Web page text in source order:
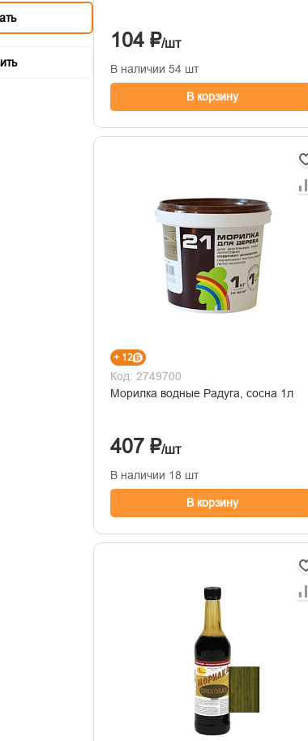
104 ₽/шт
В наличии 54 шт
В корзину
+ 12
Код: 2749700
Морилка водные Радуга, сосна 1л
407 ₽/шт
В наличии 18 шт
В корзину